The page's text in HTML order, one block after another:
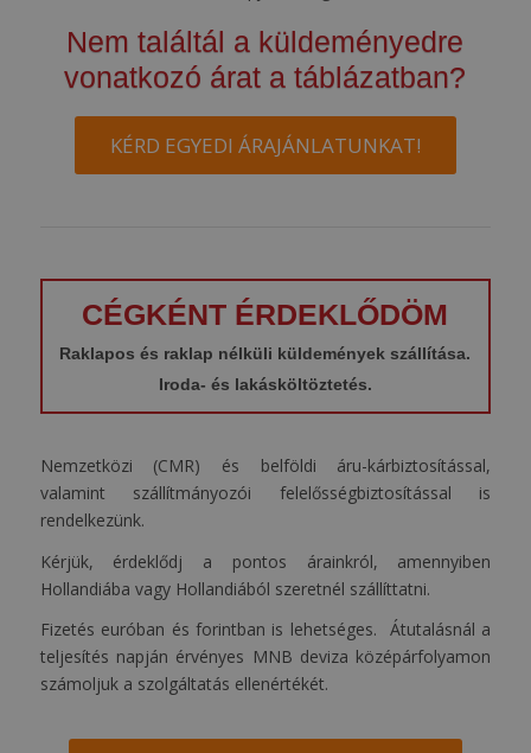
Nem találtál a küldeményedre
vonatkozó árat a táblázatban?
KÉRD EGYEDI ÁRAJÁNLATUNKAT!
CÉGKÉNT ÉRDEKLŐDÖM
Raklapos és raklap nélküli küldemények szállítása.
Iroda- és lakásköltöztetés.
Nemzetközi (CMR) és belföldi áru-kárbiztosítással,
valamint szállítmányozói felelősségbiztosítással is
rendelkezünk.
Kérjük, érdeklődj a pontos árainkról, amennyiben
Hollandiába vagy Hollandiából szeretnél szállíttatni.
Fizetés euróban és forintban is lehetséges. Átutalásnál a
teljesítés napján érvényes MNB deviza középárfolyamon
számoljuk a szolgáltatás ellenértékét.